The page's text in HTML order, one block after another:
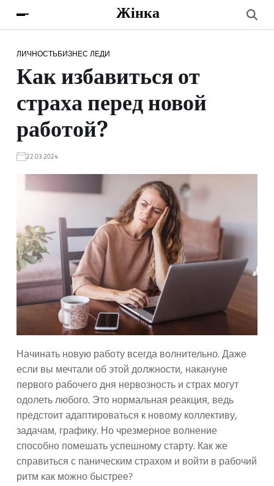
Жінка
ЛИЧНОСТЬБИЗНЕС ЛЕДИ
Как избавиться от
страха перед новой
работой?
22.03.2024
Начинать новую работу всегда волнительно. Даже
если вы мечтали об этой должности, накануне
первого рабочего дня нервозность и страх могут
одолеть любого. Это нормальная реакция, ведь
предстоит адаптироваться к новому коллективу,
задачам, графику. Но чрезмерное волнение
способно помешать успешному старту. Как же
справиться с паническим страхом и войти в рабочий
ритм как можно быстрее?